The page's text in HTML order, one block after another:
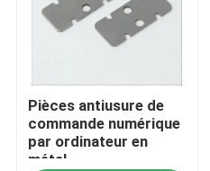
Pièces antiusure de
commande numérique
par ordinateur en
métal